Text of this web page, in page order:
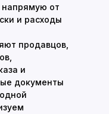
напрямую от
и расходы
продавцов,
и
документы